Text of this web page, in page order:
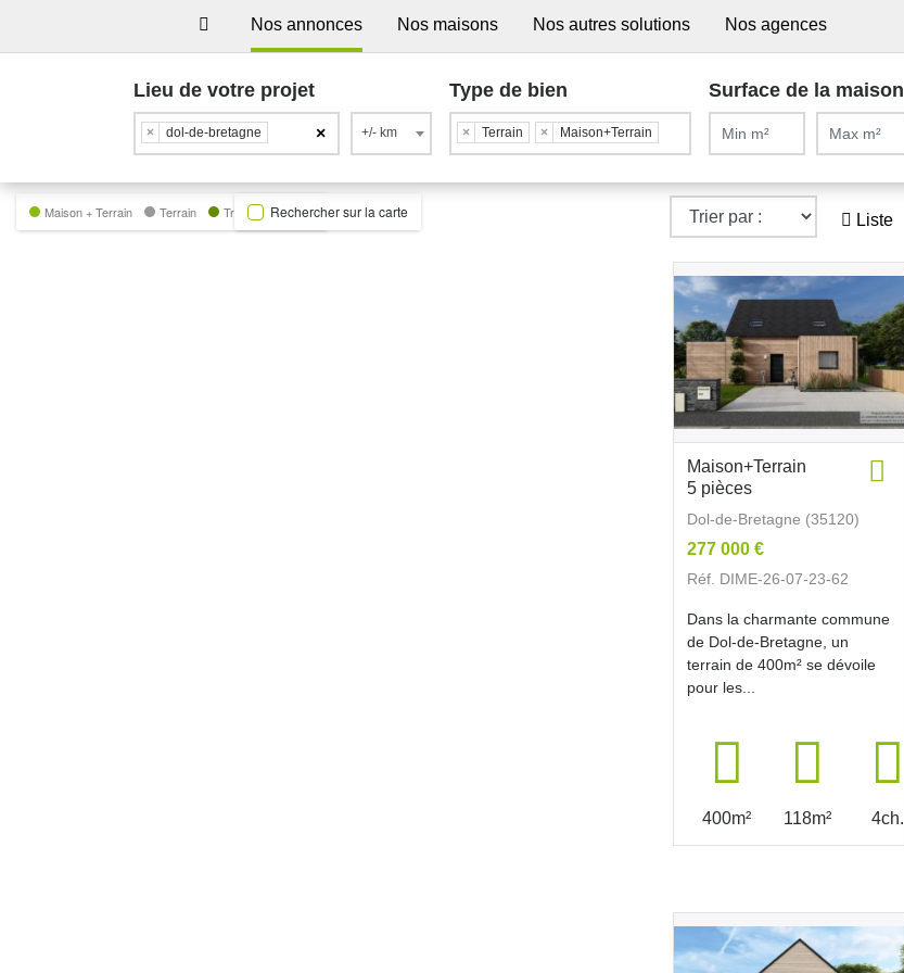
Nos annonces Nos maisons Nos autres solutions Nos agences
Lieu de votre projet
×
× dol-de-bretagne +/- km
Type de bien
× Terrain × Maison+Terrain
Surface de la maison
Liste
Maison + Terrain Terrain Trecobat GreenRechercher sur la carte
Maison+Terrain
5 pièces
Dol-de-Bretagne (35120)
277 000 €
Réf. DIME-26-07-23-62
Dans la charmante commune
de Dol-de-Bretagne, un
terrain de 400m² se dévoile
pour les...
400m² 118m² 4ch.